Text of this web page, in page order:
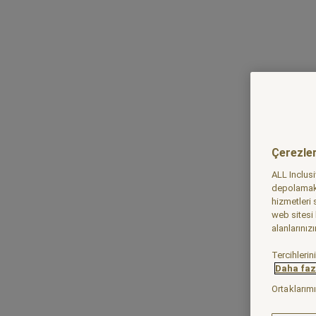
ALL
hizmetleri
web sitesi
Daha